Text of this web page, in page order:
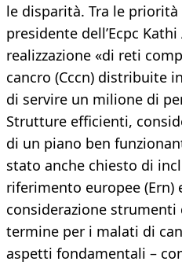
le disparità. Tra le
presidente dell’Ecpc
realizzazione «di reti
cancro (Cccn) distribuite
di servire un milione di
Strutture efficienti,
di un piano ben
stato anche chiesto di
riferimento europee (Ern)
considerazione
termine per i malati di
aspetti fondamentali –